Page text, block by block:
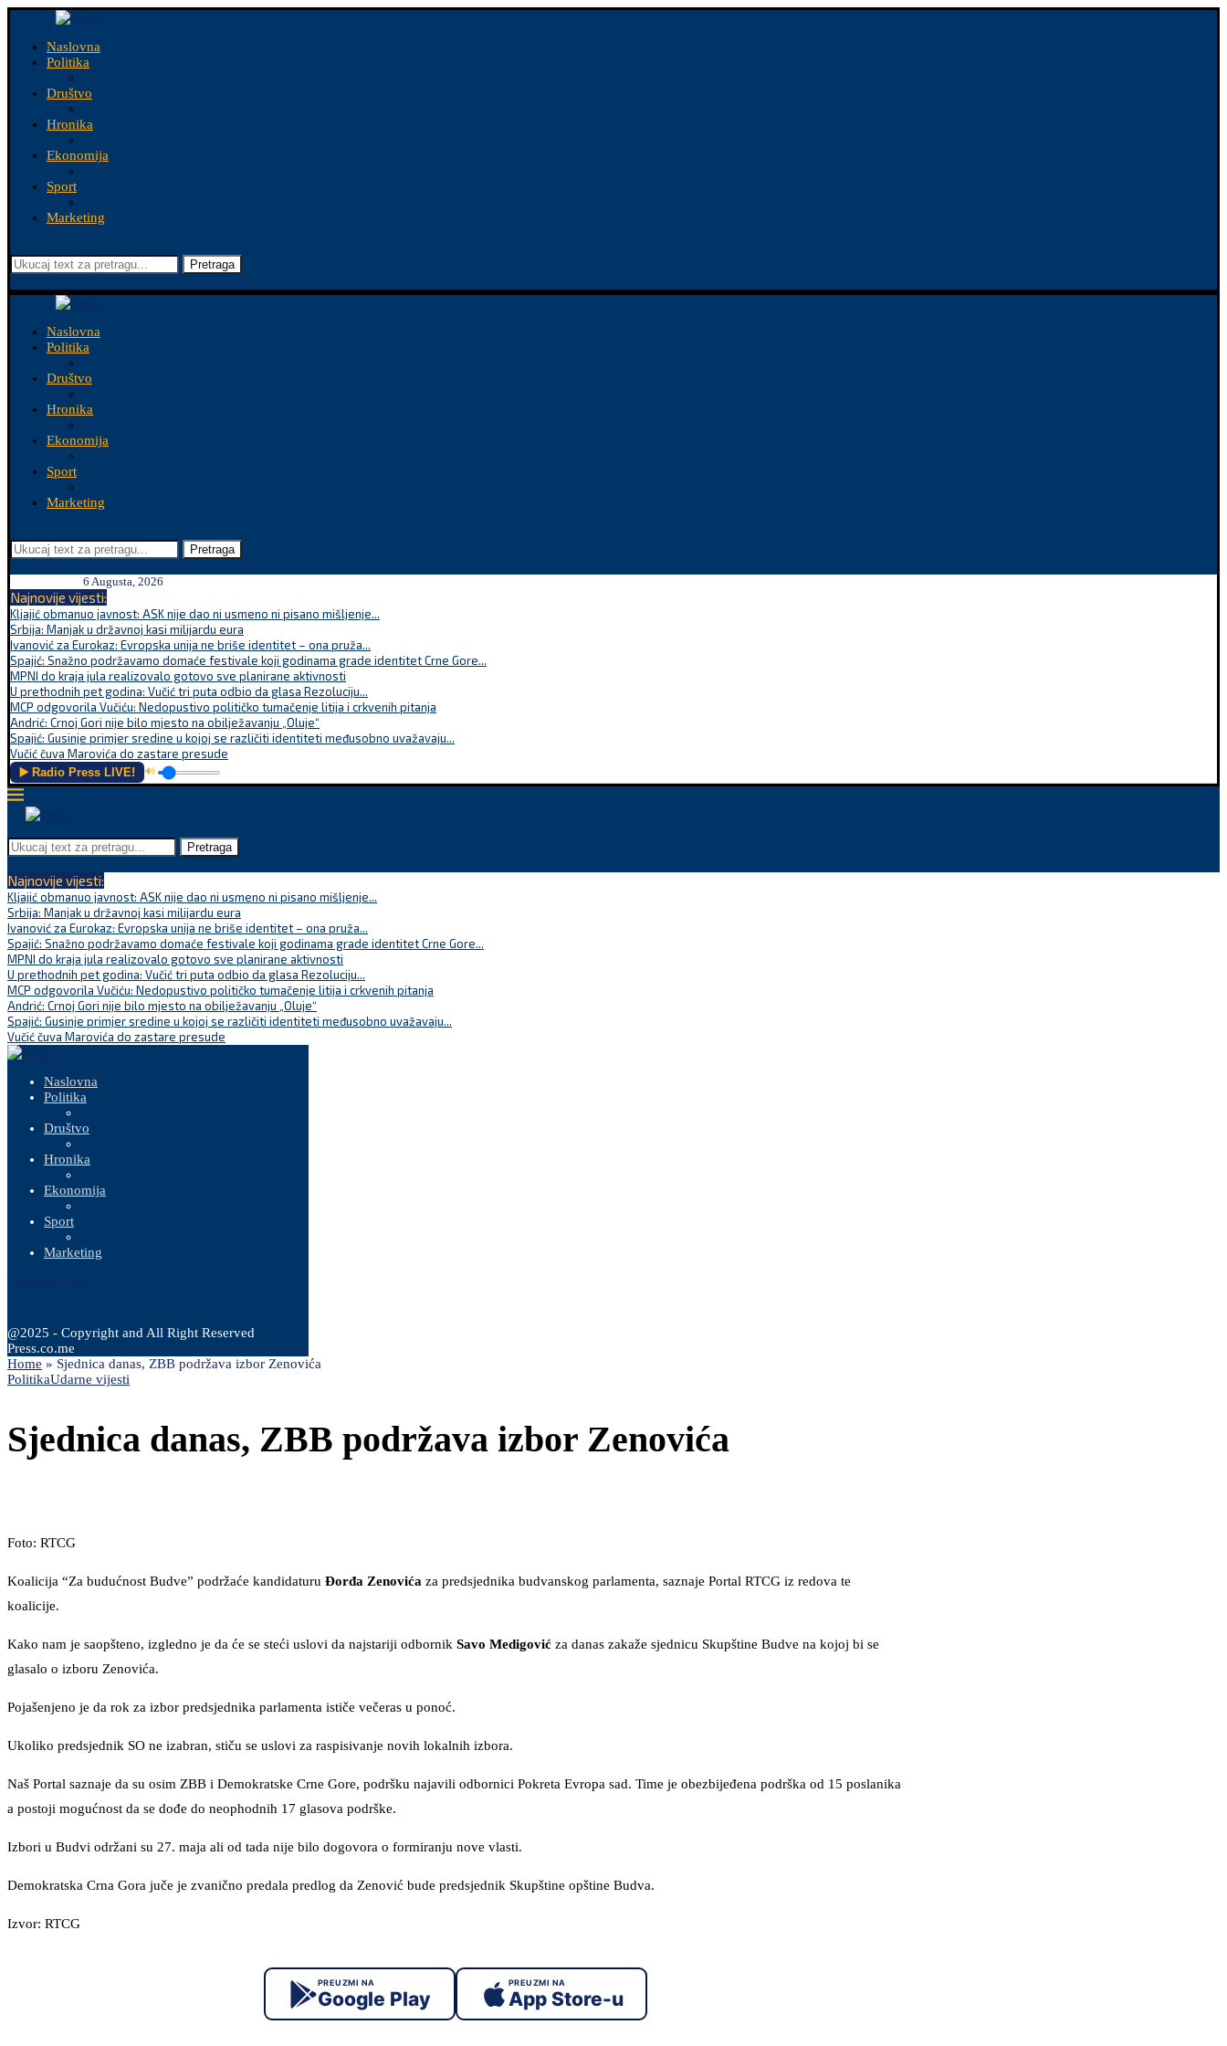
Naslovna
Politika
Društvo
Hronika
Ekonomija
Sport
Marketing
Pretraga
Naslovna
Politika
Društvo
Hronika
Ekonomija
Sport
Marketing
Pretraga
6 Augusta, 2026
Najnovije vijesti:
Kljajić obmanuo javnost: ASK nije dao ni usmeno ni pisano mišljenje...
Srbija: Manjak u državnoj kasi milijardu eura
Ivanović za Eurokaz: Evropska unija ne briše identitet – ona pruža...
Spajić: Snažno podržavamo domaće festivale koji godinama grade identitet Crne Gore...
MPNI do kraja jula realizovalo gotovo sve planirane aktivnosti
U prethodnih pet godina: Vučić tri puta odbio da glasa Rezoluciju...
MCP odgovorila Vučiću: Nedopustivo političko tumačenje litija i crkvenih pitanja
Andrić: Crnoj Gori nije bilo mjesto na obilježavanju „Oluje“
Spajić: Gusinje primjer sredine u kojoj se različiti identiteti međusobno uvažavaju...
Vučić čuva Marovića do zastare presude
▶️ Radio Press LIVE! 🔊
Pretraga
Najnovije vijesti:
Kljajić obmanuo javnost: ASK nije dao ni usmeno ni pisano mišljenje...
Srbija: Manjak u državnoj kasi milijardu eura
Ivanović za Eurokaz: Evropska unija ne briše identitet – ona pruža...
Spajić: Snažno podržavamo domaće festivale koji godinama grade identitet Crne Gore...
MPNI do kraja jula realizovalo gotovo sve planirane aktivnosti
U prethodnih pet godina: Vučić tri puta odbio da glasa Rezoluciju...
MCP odgovorila Vučiću: Nedopustivo političko tumačenje litija i crkvenih pitanja
Andrić: Crnoj Gori nije bilo mjesto na obilježavanju „Oluje“
Spajić: Gusinje primjer sredine u kojoj se različiti identiteti međusobno uvažavaju...
Vučić čuva Marovića do zastare presude
Naslovna
Politika
Društvo
Hronika
Ekonomija
Sport
Marketing
@2025 - Copyright and All Right Reserved
Press.co.me
Home » Sjednica danas, ZBB podržava izbor Zenovića
PolitikaUdarne vijesti
Sjednica danas, ZBB podržava izbor Zenovića
Foto: RTCG
Koalicija “Za budućnost Budve” podržaće kandidaturu Đorđa Zenovića za predsjednika budvanskog parlamenta, saznaje Portal RTCG iz redova te
koalicije.
Kako nam je saopšteno, izgledno je da će se steći uslovi da najstariji odbornik Savo Medigović za danas zakaže sjednicu Skupštine Budve na kojoj bi se
glasalo o izboru Zenovića.
Pojašenjeno je da rok za izbor predsjednika parlamenta ističe večeras u ponoć.
Ukoliko predsjednik SO ne izabran, stiču se uslovi za raspisivanje novih lokalnih izbora.
Naš Portal saznaje da su osim ZBB i Demokratske Crne Gore, podršku najavili odbornici Pokreta Evropa sad. Time je obezbijeđena podrška od 15 poslanika
a postoji mogućnost da se dođe do neophodnih 17 glasova podrške.
Izbori u Budvi održani su 27. maja ali od tada nije bilo dogovora o formiranju nove vlasti.
Demokratska Crna Gora juče je zvanično predala predlog da Zenović bude predsjednik Skupštine opštine Budva.
Izvor: RTCG
PREUZMI NA
Google Play
PREUZMI NA
App Store-u